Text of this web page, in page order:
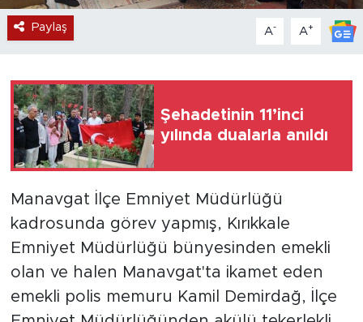
Paylaş A- A+
Şehadetinin 11’inci
yılında dualarla anıldı
Manavgat İlçe Emniyet Müdürlüğü
kadrosunda görev yapmış, Kırıkkale
Emniyet Müdürlüğü bünyesinden emekli
olan ve halen Manavgat'ta ikamet eden
emekli polis memuru Kamil Demirdağ, İlçe